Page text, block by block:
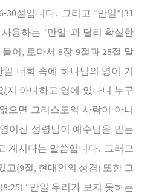
30절입니다. 그리고 “만일”(31
사용하는 “만일”과 달리 확실한
들어 , 로마서 8장 9절과25절 말
일 너희 속에 하나님의 영이
거
지 아니하고 영에 있나니 누구
없으면 그리스도의 사람이
아니
영이신 성령님이 예수님을 믿는
계시다는 말씀입니다. 그러므
고(9절, 현대인의 성경) 또한 그
(8:25) “만일 우리가 보지
못하는